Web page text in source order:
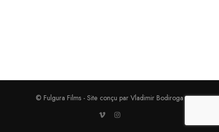
© Fulgura Films - Site conçu par Vladimir Bodiroga